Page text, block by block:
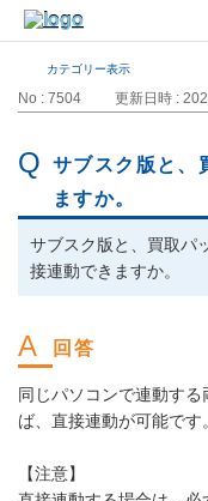
カテゴリー表示
No : 7504 更新日時 :
サブスク版と、
ますか。
サブスク版と、買取パ
接連動できますか。
同じパソコンで連動す
ば、直接連動が可能です。
【注意】